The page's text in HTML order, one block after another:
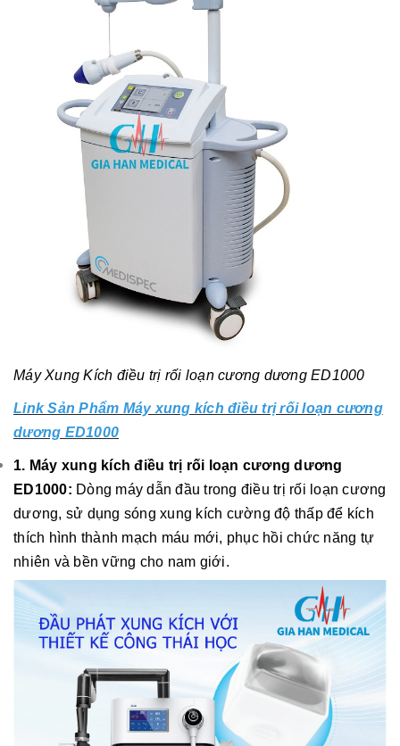
Máy Xung Kích điều trị rối loạn cương dương ED1000
Link Sản Phẩm Máy xung kích điều trị rối loạn cương
dương ED1000
1. Máy xung kích điều trị rối loạn cương dương
ED1000: Dòng máy dẫn đầu trong điều trị rối loạn cương
dương, sử dụng sóng xung kích cường độ thấp để kích
thích hình thành mạch máu mới, phục hồi chức năng tự
nhiên và bền vững cho nam giới.